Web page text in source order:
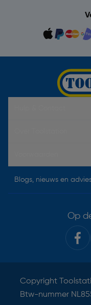
Blogs, nieuws en
Op
Copyright
Btw-nummer